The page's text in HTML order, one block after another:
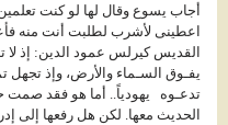
أجاب يسوع وقال لها لو كنت
القديس كيرلس عمود الدين: إذ لا
يفـوق السـماء والأرض، وإذ تجهل
تدعـوه يهودياً.. أما هو فقد صمت
الحديث معها. لكن هل رفعها إلى